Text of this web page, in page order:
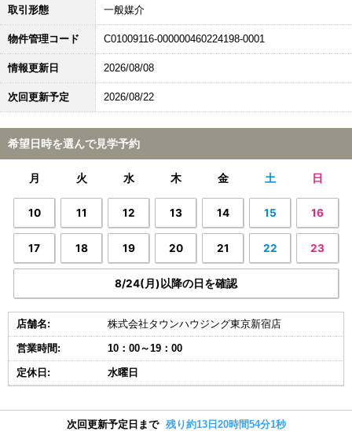
取引形態 一般媒介
物件管理コード C01009116-000000460224198-0001
情報更新日 2026/08/08
次回更新予定 2026/08/22
希望日時を選んで見学予約
月 火 水 木 金 土 日
10 11 12 13 14 15 16
17 18 19 20 21 22 23
8/24(月)以降の日を確認
店舗名: 株式会社タウンハウジング東京新宿店
営業時間: 10：00～19：00
定休日: 水曜日
次回更新予定日まで 残り約13日20時間54分0秒